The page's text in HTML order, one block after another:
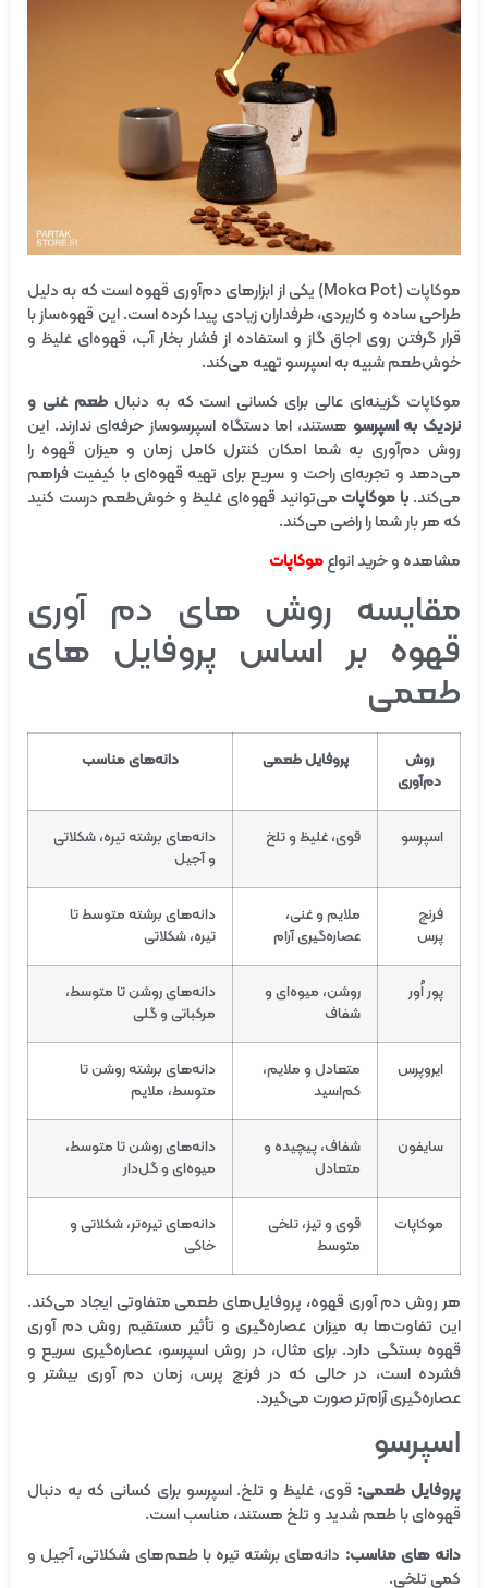
موکاپات (Moka Pot) یکی از ابزارهای دم‌آوری قهوه است که به دلیل
طراحی ساده و کاربردی، طرفداران زیادی پیدا کرده است. این قهوه‌ساز با
قرار گرفتن روی اجاق گاز و استفاده از فشار بخار آب، قهوه‌ای غلیظ و
خوش‌طعم شبیه به اسپرسو تهیه می‌کند.
موکاپات گزینه‌ای عالی برای کسانی است که به دنبالطعم غنی و
نزدیک به اسپرسو هستند، اما دستگاه اسپرسوساز حرفه‌ای ندارند. این
روش دم‌آوری به شما امکان کنترل کامل زمان و میزان قهوه را
می‌دهد و تجربه‌ای راحت و سریع برای تهیه قهوه‌ای با کیفیت فراهم
می‌کند. با موکاپات می‌توانید قهوه‌ای غلیظ و خوش‌طعم درست کنید
که هر بار شما را راضی می‌کند.
مشاهده و خرید انواعموکاپات
مقایسه روش های دم آوری
قهوه بر اساس پروفایل های
طعمی
روش
دم‌آوری
پروفایل طعمی دانه‌های مناسب
اسپرسو قوی، غلیظ و تلخ
دانه‌های برشته تیره، شکلاتی
و آجیل
فرنچ
پرس
ملایم و غنی،
عصاره‌گیری آرام
دانه‌های برشته متوسط تا
تیره، شکلاتی
پور اُور
روشن، میوه‌ای و
شفاف
دانه‌های روشن تا متوسط،
مرکباتی و گلی
ایروپرس
متعادل و ملایم،
کم‌اسید
دانه‌های برشته روشن تا
متوسط، ملایم
سایفون
شفاف، پیچیده و
متعادل
دانه‌های روشن تا متوسط،
میوه‌ای و گل‌دار
موکاپات
قوی و تیز، تلخی
متوسط
دانه‌های تیره‌تر، شکلاتی و
خاکی
هر روش دم‌ آوری قهوه، پروفایل‌های طعمی متفاوتی ایجاد می‌کند.
این تفاوت‌ها به میزان عصاره‌گیری و تأثیر مستقیم روش دم‌ آوری
قهوه بستگی دارد. برای مثال، در روش اسپرسو، عصاره‌گیری سریع و
فشرده است، در حالی که در فرنچ پرس، زمان دم‌ آوری بیشتر و
عصاره‌گیری آرام‌تر صورت می‌گیرد.
اسپرسو
پروفایل طعمی: قوی، غلیظ و تلخ. اسپرسو برای کسانی که به دنبال
قهوه‌ای با طعم شدید و تلخ هستند، مناسب است.
دانه های مناسب: دانه‌های برشته تیره با طعم‌های شکلاتی، آجیل و
کمی تلخی.